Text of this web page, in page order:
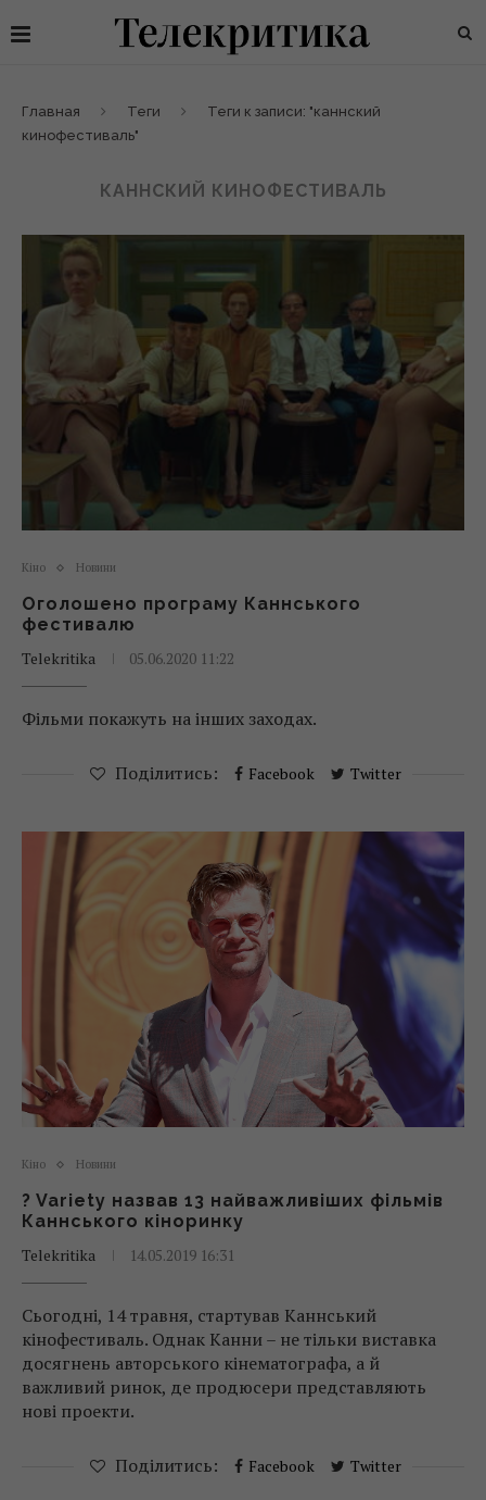
Главная Теги
Теги к записи: "каннский
кинофестиваль"
КАННСКИЙ КИНОФЕСТИВАЛЬ
Кіно Новини
Оголошено програму Каннського
фестивалю
Telekritika
05.06.2020 11:22
Фільми покажуть на інших заходах.
Поділитись: Facebook Twitter
Кіно Новини
? Variety назвав 13 найважливіших фільмів
Каннського кіноринку
Telekritika
14.05.2019 16:31
Сьогодні, 14 травня, стартував Каннський
кінофестиваль. Однак Канни – не тільки виставка
досягнень авторського кінематографа, а й
важливий ринок, де продюсери представляють
нові проекти.
Поділитись: Facebook Twitter